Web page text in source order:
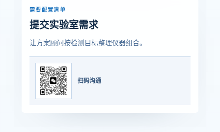
需要配置清单
提交实验室需求
让方案顾问按检测目标整理仪器组合。
扫码沟通